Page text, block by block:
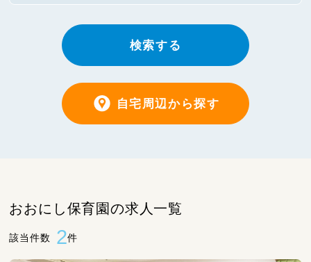
検索する
自宅周辺から探す
おおにし保育園の求人一覧
該当件数 2件